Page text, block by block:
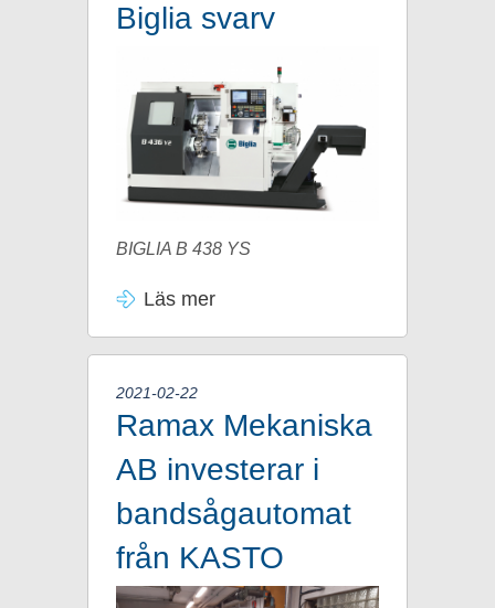
Biglia svarv
BIGLIA B 438 YS
Läs mer
2021-02-22
Ramax Mekaniska
AB investerar i
bandsågautomat
från KASTO